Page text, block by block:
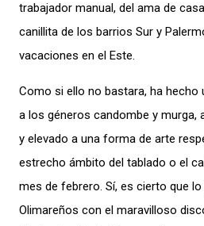
trabajador manual, del ama de
canillita de los barrios Sur y
vacaciones en el Este.
Como si ello no bastara, ha hecho
a los géneros candombe y murga,
y elevado a una forma de arte
estrecho ámbito del tablado o el
mes de febrero. Sí, es cierto que
Olimareños con el maravilloso